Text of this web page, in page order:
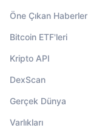
Öne Çıkan Haberler
Bitcoin ETF'leri
Kripto API
DexScan
Gerçek Dünya
Varlıkları